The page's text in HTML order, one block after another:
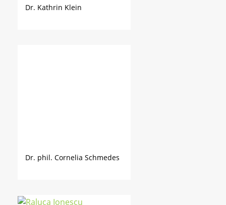
Dr. Kathrin Klein
Dr. phil. Cornelia Schmedes